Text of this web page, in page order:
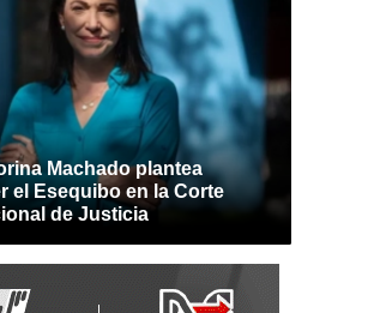
Machado plantea
el Esequibo en la Corte
de Justicia